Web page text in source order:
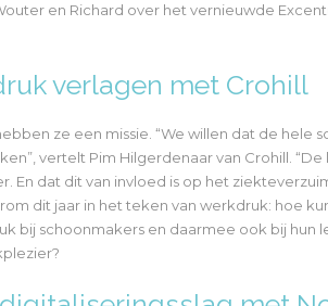
en Richard over het vernieuwde
verlagen met Crohill
ze een missie. “We willen dat de hele
vertelt Pim Hilgerdenaar van Crohill.
En dat dit van invloed is op het
dit jaar in het teken van werkdruk: hoe
bij schoonmakers en daarmee ook bij hun